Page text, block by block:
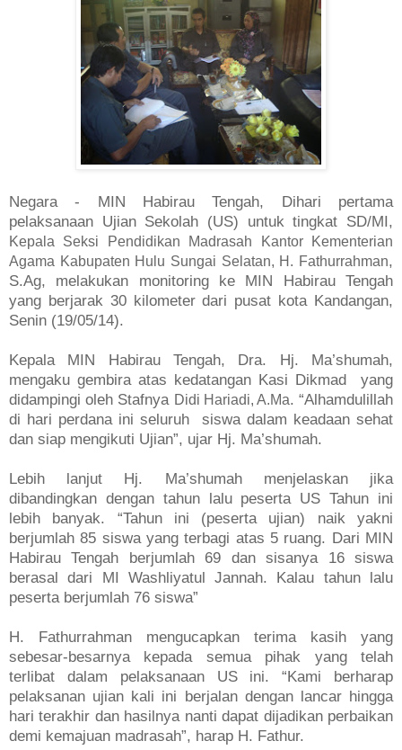
Negara - MIN
Habirau Tengah, Dihari pertama
pelaksanaan Ujian Sekolah (US) untuk tingkat SD/MI,
Kepala Seksi Pendidikan Madrasah Kantor Kementerian
Agama Kabupaten Hulu Sungai Selatan, H. Fathurrahman,
S.Ag, melakukan monitoring
ke MIN Habirau Tengah
yang berjarak 30 kilometer dari pusat kota Kandangan,
Senin (19/05/14).
Kepala MIN Habirau Tengah, Dra. Hj. Ma’shumah,
mengaku gembira atas kedatangan Kasi Dikmad yang
didampingi oleh Stafnya Didi Hariadi, A.Ma. “Alhamdulillah
di hari perdana ini seluruh siswa dalam keadaan sehat
dan siap mengikuti Ujian”, ujar Hj. Ma’shumah.
Lebih lanjut Hj. Ma’shumah menjelaskan jika
dibandingkan dengan tahun lalu peserta US Tahun ini
lebih banyak. “Tahun ini (peserta ujian) naik yakni
berjumlah 85 siswa yang terbagi atas 5 ruang. Dari MIN
Habirau Tengah berjumlah 69 dan sisanya 16 siswa
berasal dari MI Washliyatul Jannah. Kalau tahun lalu
peserta berjumlah 76 siswa”
H. Fathurrahman mengucapkan terima kasih yang
sebesar-besarnya kepada semua pihak yang telah
terlibat dalam pelaksanaan US ini. “Kami berharap
pelaksanan ujian kali ini berjalan dengan lancar hingga
hari terakhir dan hasilnya nanti dapat dijadikan perbaikan
demi kemajuan madrasah”, harap H. Fathur.